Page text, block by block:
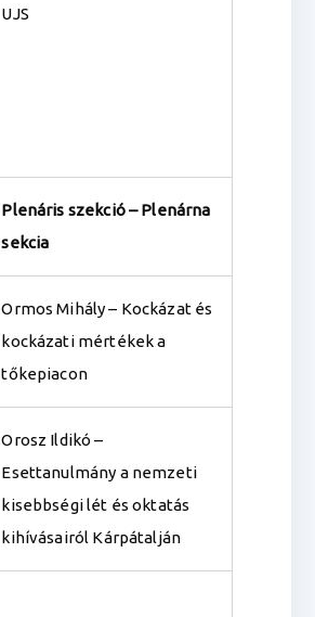
UJS
Plenáris szekció – Plenárna
sekcia
Ormos Mihály – Kockázat és
kockázati mértékek a
tőkepiacon
Orosz Ildikó –
Esettanulmány a nemzeti
kisebbségi lét és oktatás
kihívásairól Kárpátalján